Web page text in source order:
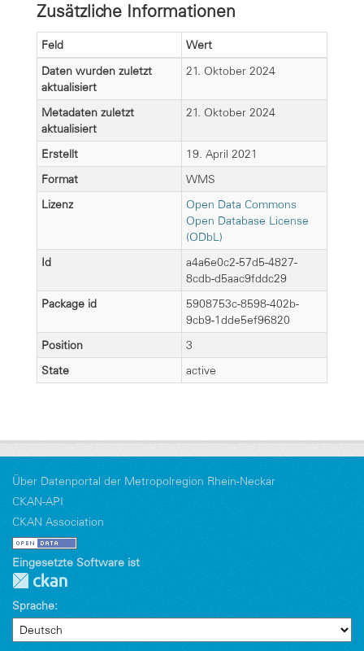
Zusätzliche Informationen
Feld
Wert
Daten wurden zuletzt
aktualisiert
21. Oktober 2024
Metadaten zuletzt
aktualisiert
21. Oktober 2024
Erstellt
19. April 2021
Format
WMS
Lizenz
Open Data Commons
Open Database License
(ODbL)
Id
a4a6e0c2-57d5-4827-
8cdb-d5aac9fddc29
Package id
5908753c-8598-402b-
9cb9-1dde5ef96820
Position
3
State
active
Über Datenportal der Metropolregion Rhein-Neckar
CKAN-API
CKAN Association
Eingesetzte Software ist
Sprache